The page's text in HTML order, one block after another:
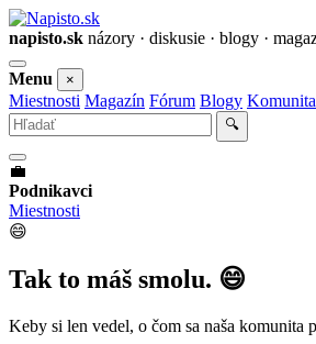
napisto.sk názory · diskusie · blogy ·
Otvoriť
menu
Menu ×
Miestnosti Magazín Fórum Blogy Komunita
Vyhľadať
🔍
💼
Podnikavci
Miestnosti
😄
Tak to máš smolu. 😄
Keby si len vedel, o čom sa naša komunita